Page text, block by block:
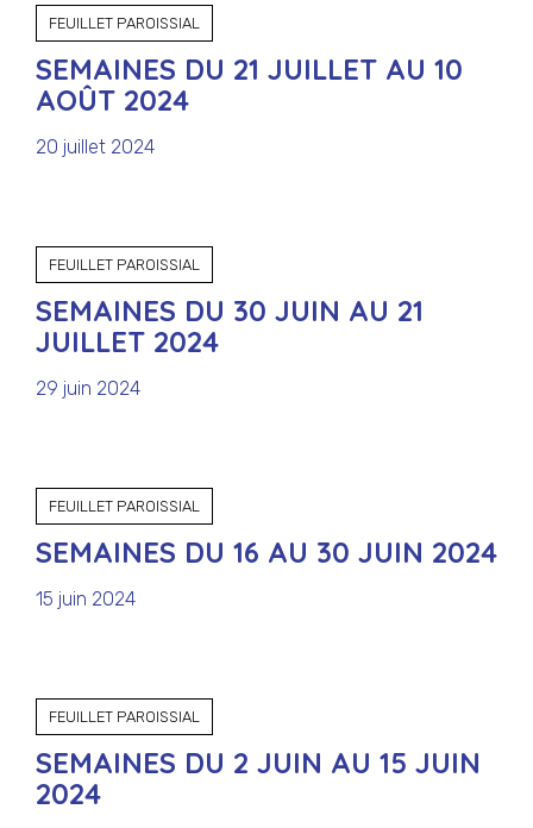
FEUILLET PAROISSIAL
SEMAINES DU 21 JUILLET AU 10
AOÛT 2024
20 juillet 2024
FEUILLET PAROISSIAL
SEMAINES DU 30 JUIN AU 21
JUILLET 2024
29 juin 2024
FEUILLET PAROISSIAL
SEMAINES DU 16 AU 30 JUIN 2024
15 juin 2024
FEUILLET PAROISSIAL
SEMAINES DU 2 JUIN AU 15 JUIN
2024